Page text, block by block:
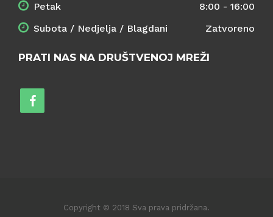
Petak
8:00 - 16:00
Subota / Nedjelja / Blagdani
Zatvoreno
PRATI NAS NA DRUŠTVENOJ MREŽI
Copyright © 2018 Sva prava pridržana.